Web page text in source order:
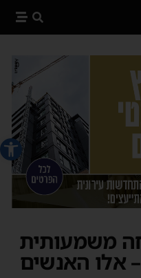
פתח
משמעותית
אלו האנשים